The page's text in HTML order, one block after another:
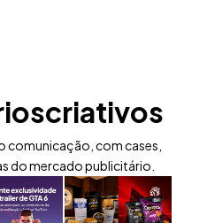
comunicação, com cases,
do mercado publicitário.